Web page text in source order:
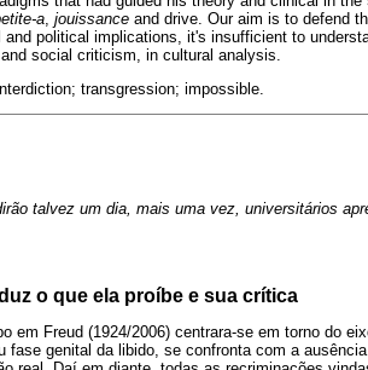
a jouissance and drive. Our aim is to defend
political implications, it's insufficient to
social criticism, in cultural analysis.
transgression; impossible.
talvez um dia, mais uma vez, universitários
o que ela proíbe e sua crítica
em Freud (1924/2006) centrara-se em torno do
fase genital da libido, se confronta com a